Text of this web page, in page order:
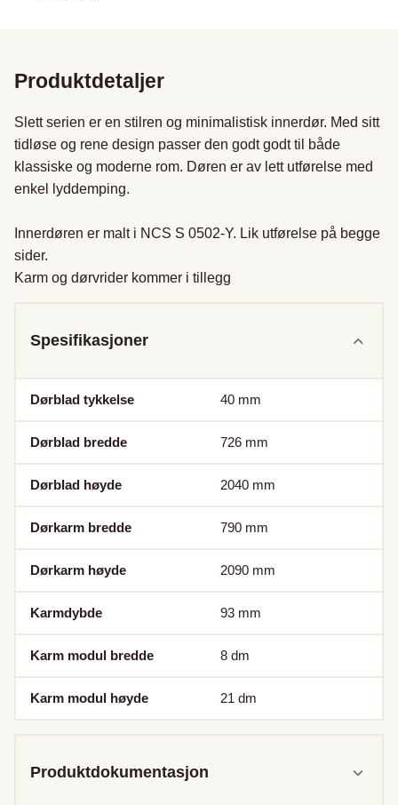
Produktdetaljer
Slett serien er en stilren og minimalistisk innerdør. Med sitt
tidløse og rene design passer den godt godt til både
klassiske og moderne rom. Døren er av lett utførelse med
enkel lyddemping.
Innerdøren er malt i NCS S 0502-Y. Lik utførelse på begge
sider.
Karm og dørvrider kommer i tillegg
Spesifikasjoner
Dørblad tykkelse 40 mm
Dørblad bredde 726 mm
Dørblad høyde 2040 mm
Dørkarm bredde 790 mm
Dørkarm høyde 2090 mm
Karmdybde 93 mm
Karm modul bredde 8 dm
Karm modul høyde 21 dm
Produktdokumentasjon